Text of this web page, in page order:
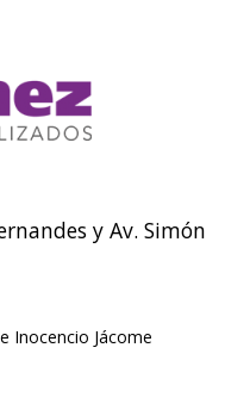
y Av. Simón
Inocencio Jácome